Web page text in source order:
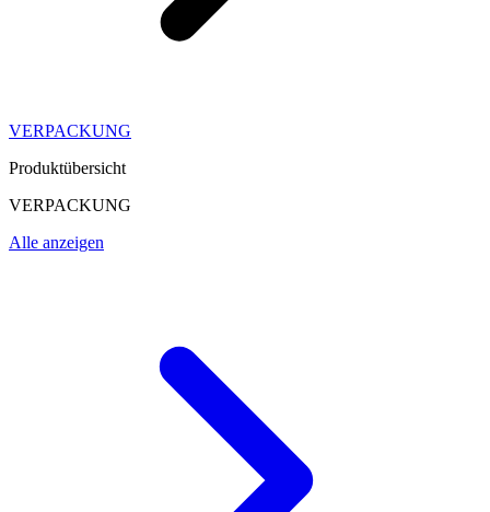
VERPACKUNG
Produktübersicht
VERPACKUNG
Alle anzeigen